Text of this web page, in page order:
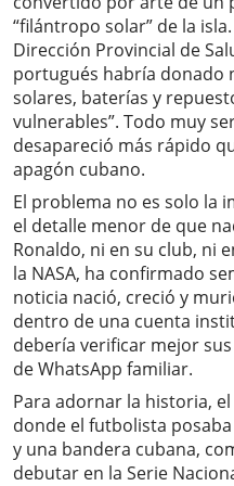
“filántropo solar” de la
Dirección Provincial de
portugués habría donado
solares, baterías y
vulnerables”. Todo muy
desapareció más rápido
apagón cubano.
El problema no es solo la
el detalle menor de que
Ronaldo, ni en su club, ni
la NASA, ha confirmado
noticia nació, creció y
dentro de una cuenta
debería verificar mejor
de WhatsApp familiar.
Para adornar la historia,
donde el futbolista
y una bandera cubana,
debutar en la Serie